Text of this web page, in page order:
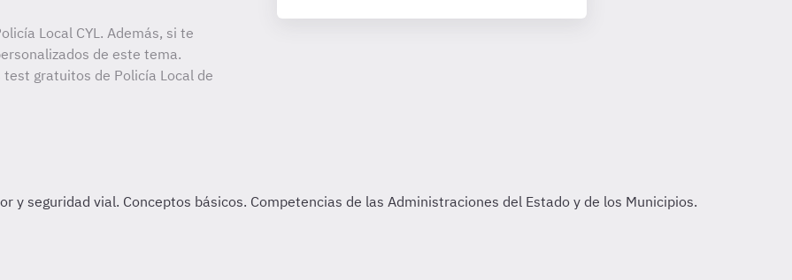
Local CYL. Además, si te
de este tema.
gratuitos de Policía Local de